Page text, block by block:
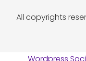
All copyrights